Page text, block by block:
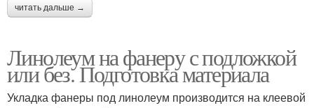
читать дальше →
Линолеум на фанеру с подложкой
или без. Подготовка материала
Укладка фанеры под линолеум производится на клеевой